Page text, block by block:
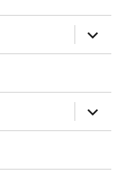
ouvrir
le
sous-
ouvrir
le
sous-